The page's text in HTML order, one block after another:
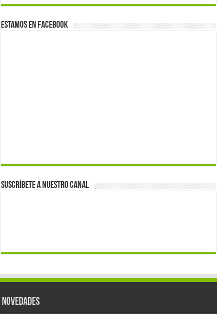
Estamos en Facebook
Suscríbete a nuestro canal
Novedades